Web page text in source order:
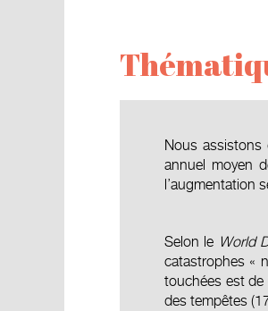
Nous assistons
annuel moyen
l’augmentation
Selon le World
catastrophes «
touchées est de
des tempêtes